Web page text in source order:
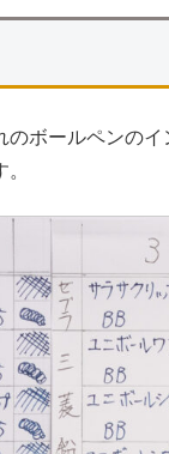
のボールペンの